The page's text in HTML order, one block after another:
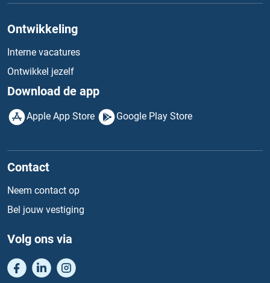
Ontwikkeling
Interne vacatures
Ontwikkel jezelf
Download de app
Apple App Store Google Play Store
Contact
Neem contact op
Bel jouw vestiging
Volg ons via